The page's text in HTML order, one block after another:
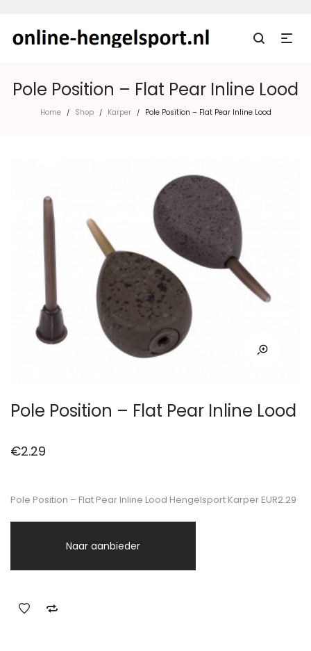
Pole Position – Flat Pear Inline Lood
Home / Shop / Karper / Pole Position – Flat Pear Inline Lood
Pole Position – Flat Pear Inline Lood
€2.29
Pole Position – Flat Pear Inline Lood Hengelsport Karper EUR2.29
Naar aanbieder